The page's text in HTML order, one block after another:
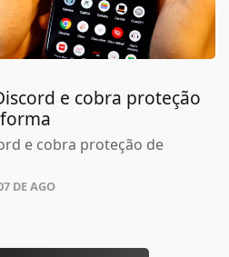
e cobra proteção
e cobra proteção de
DE AGO